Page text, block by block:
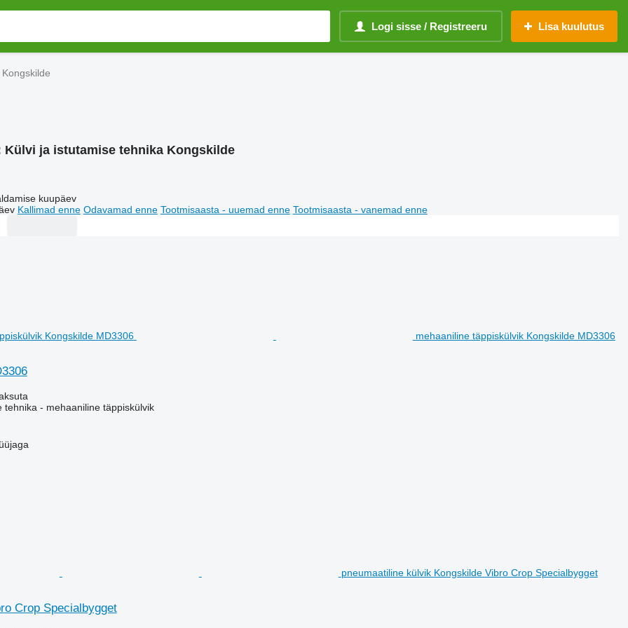
Logi sisse / Registreeru Lisa kuulutus
Külvi ja istutamise tehnika Kongskilde
kuupäev
Kallimad enne Odavamad enne Tootmisaasta - uuemad enne Tootmisaasta - vanemad enne
mehaaniline täppiskülvik Kongskilde MD3306
tehnika - mehaaniline täppiskülvik
pneumaatiline külvik Kongskilde Vibro Crop Specialbygget
Crop Specialbygget